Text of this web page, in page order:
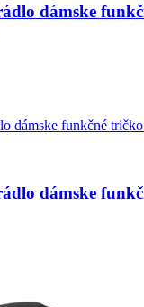
dámske
dámske